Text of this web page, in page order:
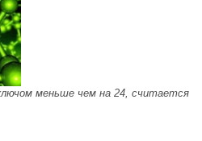
меньше чем на 24, считается